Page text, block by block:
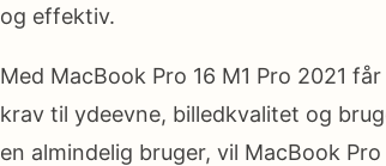
og effektiv.
Med MacBook Pro 16 M1 Pro 2021
krav til ydeevne, billedkvalitet og
en almindelig bruger, vil MacBook